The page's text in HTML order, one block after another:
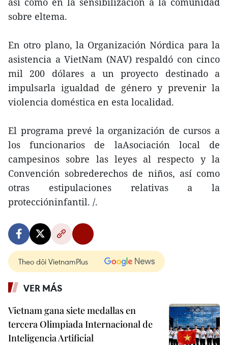
sobre eltema.
En otro plano, la Organización Nórdica para la
asistencia a VietNam (NAV) respaldó con cinco
mil 200 dólares a un proyecto destinado a
impulsarla igualdad de género y prevenir la
violencia doméstica en esta localidad.
El programa prevé la organización de cursos a
los funcionarios de laAsociación local de
campesinos sobre las leyes al respecto y la
Convención sobrederechos de niños, así como
otras estipulaciones relativas a la
proteccióninfantil. /.
Theo dõi VietnamPlus
VER MÁS
Vietnam gana siete medallas en
tercera Olimpiada Internacional de
Inteligencia Artificial